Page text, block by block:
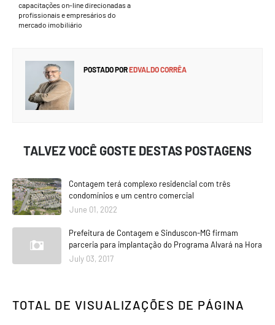
capacitações on-line direcionadas a
profissionais e empresários do
mercado imobiliário
POSTADO POREDVALDO CORRÊA
TALVEZ VOCÊ GOSTE DESTAS POSTAGENS
Contagem terá complexo residencial com três
condomínios e um centro comercial
June 01, 2022
Prefeitura de Contagem e Sinduscon-MG firmam
parceria para implantação do Programa Alvará na Hora
July 03, 2017
TOTAL DE VISUALIZAÇÕES DE PÁGINA